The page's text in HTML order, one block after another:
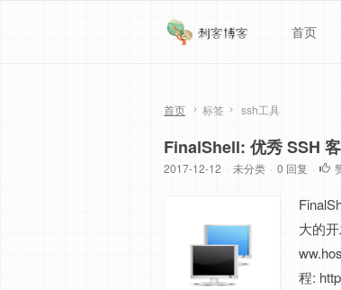
首页
首页 标签 ssh工具
FinalShell: 优秀 SSH
2017-12-12 · 未分类 · 0 回复 ·
大的
程: